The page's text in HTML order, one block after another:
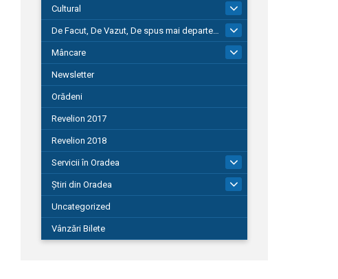
Cultural
De Facut, De Vazut, De spus mai departe…
580
Mâncare
Newsletter
Orădeni
Revelion 2017
Revelion 2018
Servicii în Oradea
104
Știri din Oradea
1.127
Uncategorized
Vânzări Bilete